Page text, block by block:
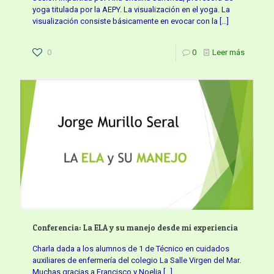
yoga titulada por la AEPY. La visualización en el yoga. La
visualización consiste básicamente en evocar con la […]
0 0 Leer más
Conferencia: La ELA y su manejo desde mi experiencia
Charla dada a los alumnos de 1 de Técnico en cuidados
auxiliares de enfermería del colegio La Salle Virgen del Mar.
Muchas gracias a Francisco y Noelia